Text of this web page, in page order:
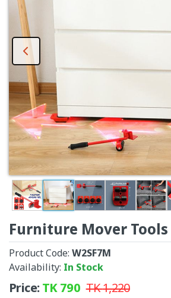
Furniture Mover Tools
Product Code: W2SF7M
Availability: In Stock
Price:TK790 TK1,220